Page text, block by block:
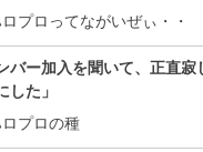
プロってながいぜぃ・・
バー加入を聞いて、正直
した」
プロの種